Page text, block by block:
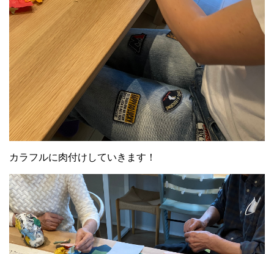
カラフルに肉付けしていきます！